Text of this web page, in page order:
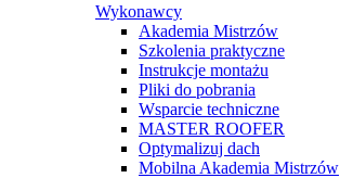
Wykonawcy
Akademia Mistrzów
Szkolenia praktyczne
Instrukcje montażu
Pliki do pobrania
Wsparcie techniczne
MASTER ROOFER
Optymalizuj dach
Mobilna Akademia Mistrzów